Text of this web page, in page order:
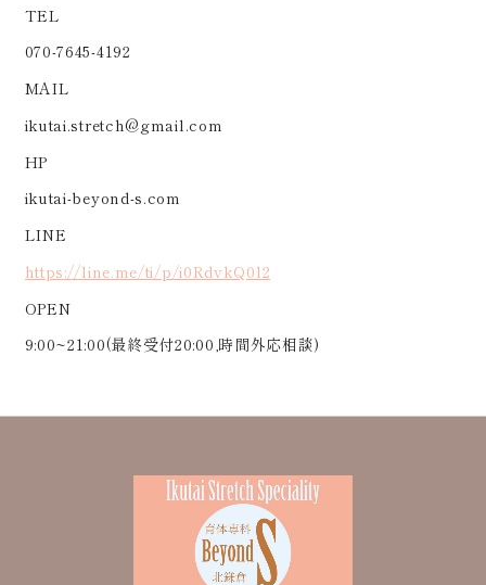
TEL
070-7645-4192
MAIL
ikutai.stretch@gmail.com
HP
ikutai-beyond-s.com
LINE
https://line.me/ti/p/i0RdvkQ0l2
OPEN
9:00~21:00(最終受付20:00,時間外応相談)